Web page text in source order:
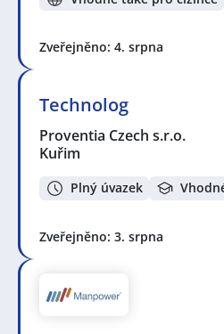
Zveřejněno: 4. srpna
Technolog
Proventia Czech s.r.o.
Kuřim
Plný úvazek
Zveřejněno: 3. srpna